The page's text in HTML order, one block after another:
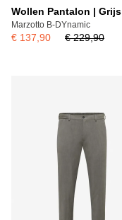
Wollen Pantalon | Grijs
Marzotto B-DYnamic
€ 137,90 € 229,90